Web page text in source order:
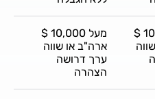
מעל 10,000 $
מעל 10,000 $
ארה"ב או שווה
ערך דרושה
הצהרה